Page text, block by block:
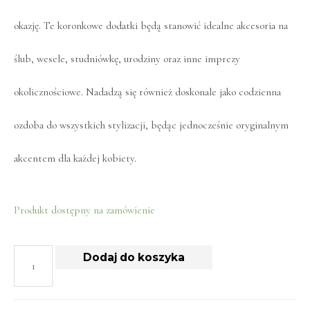
okazję. Te koronkowe dodatki będą stanowić idealne akcesoria na
ślub, wesele, studniówkę, urodziny oraz inne imprezy
okolicznościowe. Nadadzą się również doskonale jako codzienna
ozdoba do wszystkich stylizacji, będąc jednocześnie oryginalnym
akcentem dla każdej kobiety.
Produkt dostępny na zamówienie
Dodaj do koszyka